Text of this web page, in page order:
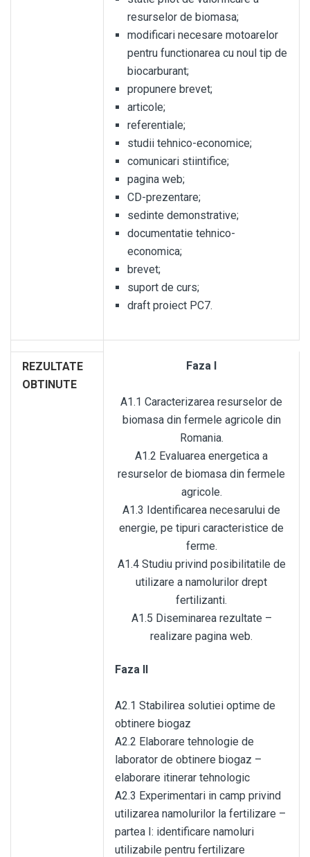
resurselor de biomasa;
modificari necesare motoarelor
pentru functionarea cu noul tip de
biocarburant;
propunere brevet;
articole;
referentiale;
studii tehnico-economice;
comunicari stiintifice;
pagina web;
CD-prezentare;
sedinte demonstrative;
documentatie tehnico-
economica;
brevet;
suport de curs;
draft proiect PC7.
REZULTATE
OBTINUTE
Faza I
A1.1 Caracterizarea resurselor de
biomasa din fermele agricole din
Romania.
A1.2 Evaluarea energetica a
resurselor de biomasa din fermele
agricole.
A1.3 Identificarea necesarului de
energie, pe tipuri caracteristice de
ferme.
A1.4 Studiu privind posibilitatile de
utilizare a namolurilor drept
fertilizanti.
A1.5 Diseminarea rezultate –
realizare pagina web.
Faza II
A2.1 Stabilirea solutiei optime de
obtinere biogaz
A2.2 Elaborare tehnologie de
laborator de obtinere biogaz –
elaborare itinerar tehnologic
A2.3 Experimentari in camp privind
utilizarea namolurilor la fertilizare –
partea I: identificare namoluri
utilizabile pentru fertilizare